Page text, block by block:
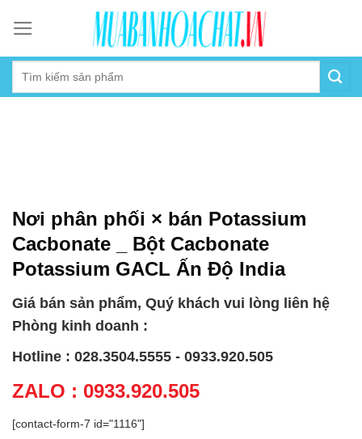
content
Nơi phân phối × bán Potassium
Cacbonate _ Bột Cacbonate
Potassium GACL Ấn Độ India
Giá bán sản phẩm, Quý khách vui lòng liên hệ
Phòng kinh doanh :
Hotline : 028.3504.5555 - 0933.920.505
ZALO : 0933.920.505
[contact-form-7 id="1116"]